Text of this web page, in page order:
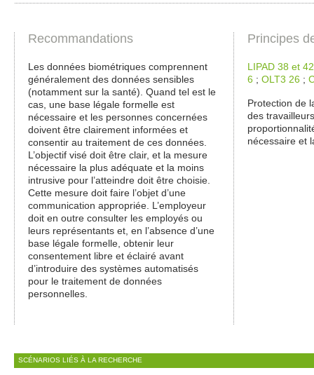
Recommandations
Les données biométriques comprennent
généralement des données sensibles
(notamment sur la santé). Quand tel est le
cas, une base légale formelle est
nécessaire et les personnes concernées
doivent être clairement informées et
consentir au traitement de ces données.
L’objectif visé doit être clair, et la mesure
nécessaire la plus adéquate et la moins
intrusive pour l’atteindre doit être choisie.
Cette mesure doit faire l’objet d’une
communication appropriée. L’employeur
doit en outre consulter les employés ou
leurs représentants et, en l’absence d’une
base légale formelle, obtenir leur
consentement libre et éclairé avant
d’introduire des systèmes automatisés
pour le traitement de données
personnelles.
Principes
LIPAD 38 et 42
6 ; OLT3 26 ;
Protection de
des
nécessaire et
SCÉNARIOS LIÉS À LA RECHERCHE